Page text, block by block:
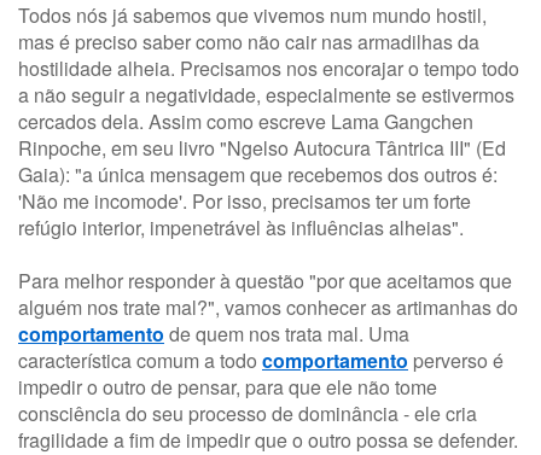
Todos nós já sabemos que vivemos num mundo hostil,
mas é preciso saber como não cair nas armadilhas da
hostilidade alheia. Precisamos nos encorajar o tempo todo
a não seguir a negatividade, especialmente se estivermos
cercados dela. Assim como escreve Lama Gangchen
Rinpoche, em seu livro "Ngelso Autocura Tântrica III" (Ed
Gaia): "a única mensagem que recebemos dos outros é:
'Não me incomode'. Por isso, precisamos ter um forte
refúgio interior, impenetrável às influências alheias".
Para melhor responder à questão "por que aceitamos que
alguém nos trate mal?", vamos conhecer as artimanhas do
comportamento de quem nos trata mal. Uma
característica comum a todo comportamento perverso é
impedir o outro de pensar, para que ele não tome
consciência do seu processo de dominância - ele cria
fragilidade a fim de impedir que o outro possa se defender.